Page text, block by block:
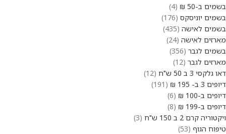
בשמים ב-50 ₪
4
בשמים יוניסקס 176
בשמים לאישה 435
מארזים לאישה 24
בשמים לגבר 356
מארזים לגבר 12
דאו גלקסי 3 ב 50 ש"ח
12
דיופים 3 ב- 195 ₪
191
דיופים ב-100 ₪
6
דיופים ב-199 ₪
8
ויקטוריה קרם 2 ב 150 ש"ח
3
טיפוח הגוף 53